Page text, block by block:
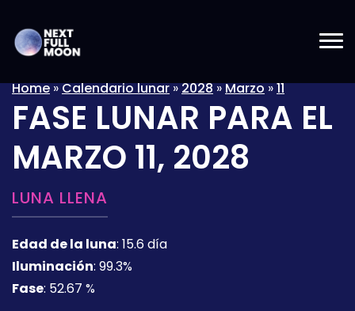
Home»Calendario lunar»2028»Marzo»11
FASE LUNAR PARA EL
MARZO 11, 2028
LUNA LLENA
Edad de la luna: 15.6 día
Iluminación: 99.3%
Fase: 52.67 %